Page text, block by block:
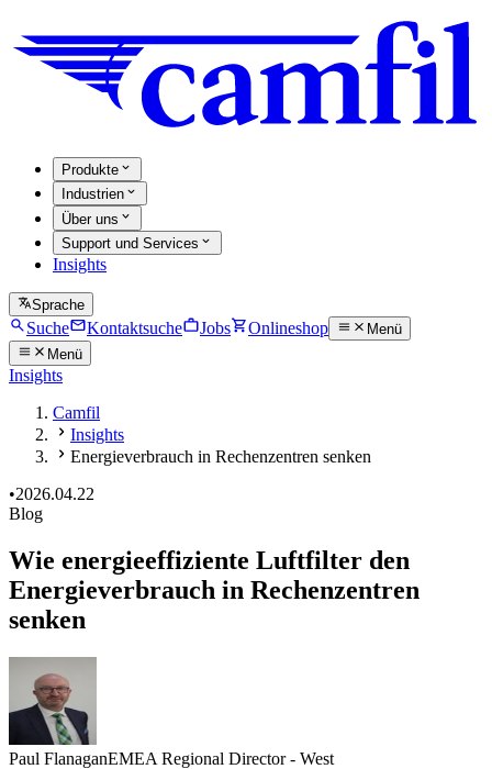
Produkte
Industrien
Über uns
Support und Services
Insights
Sprache
Suche Kontaktsuche Jobs Onlineshop
Menü
Menü
Insights
Camfil
Insights
Energieverbrauch in Rechenzentren senken
•2026.04.22
Blog
Wie energieeffiziente Luftfilter den
Energieverbrauch in Rechenzentren
senken
Paul FlanaganEMEA Regional Director - West